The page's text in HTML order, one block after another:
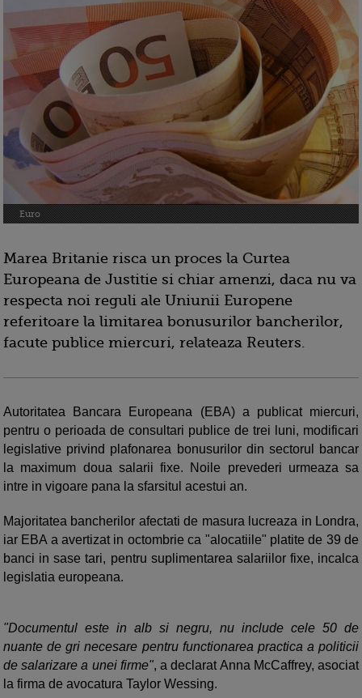
Euro
Marea Britanie risca un proces la Curtea
Europeana de Justitie si chiar amenzi, daca nu va
respecta noi reguli ale Uniunii Europene
referitoare la limitarea bonusurilor bancherilor,
facute publice miercuri, relateaza Reuters.
Autoritatea Bancara Europeana (EBA) a publicat miercuri,
pentru o perioada de consultari publice de trei luni, modificari
legislative privind plafonarea bonusurilor din sectorul bancar
la maximum doua salarii fixe. Noile prevederi urmeaza sa
intre in vigoare pana la sfarsitul acestui an.
Majoritatea bancherilor afectati de masura lucreaza in Londra,
iar EBA a avertizat in octombrie ca "alocatiile" platite de 39 de
banci in sase tari, pentru suplimentarea salariilor fixe, incalca
legislatia europeana.
"Documentul este in alb si negru, nu include cele 50 de
nuante de gri necesare pentru functionarea practica a politicii
de salarizare a unei firme", a declarat Anna McCaffrey, asociat
la firma de avocatura Taylor Wessing.